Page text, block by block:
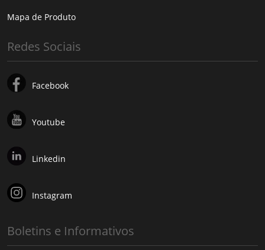
Mapa de Produto
Redes Sociais
Facebook
Youtube
Linkedin
Instagram
Boletins e Informativos